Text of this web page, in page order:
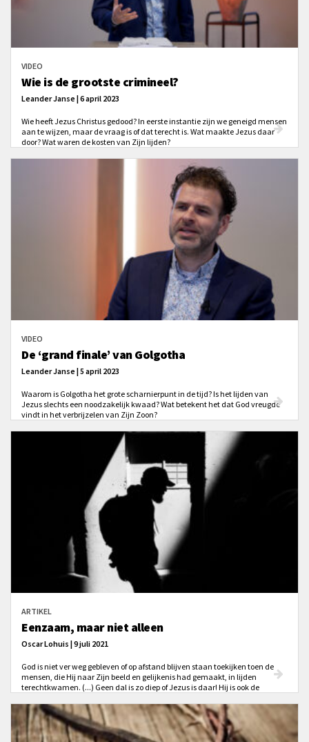
VIDEO
Wie is de grootste crimineel?
Leander Janse | 6 april 2023
Wie heeft Jezus Christus gedood? In eerste instantie zijn we geneigd mensen
aan te wijzen, maar de vraag is of dat terecht is. Wat maakte Jezus daar
door? Wat waren de kosten van Zijn lijden?
VIDEO
De ‘grand finale’ van Golgotha
Leander Janse | 5 april 2023
Waarom is Golgotha het grote scharnierpunt in de tijd? Is het lijden van
Jezus slechts een noodzakelijk kwaad? Wat betekent het dat God vreugde
vindt in het verbrijzelen van Zijn Zoon?
ARTIKEL
Eenzaam, maar niet alleen
Oscar Lohuis | 9 juli 2021
God is niet ver weg gebleven of op afstand blijven staan toekijken toen de
mensen, die Hij naar Zijn beeld en gelijkenis had gemaakt, in lijden
terechtkwamen. (...) Geen dal is zo diep of Jezus is daar! Hij is ook de